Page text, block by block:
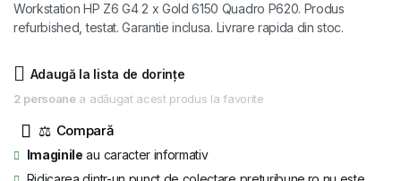
a
8.034 lei.
este:
Workstation HP Z6 G4 2 x Gold 6150 Quadro P620. Produs
refurbished, testat. Garantie inclusa. Livrare rapida din stoc.
Adaugă la lista de dorințe
2 persoanea adăugat acest produs la favorite
⚖
Imaginile au caracter informativ